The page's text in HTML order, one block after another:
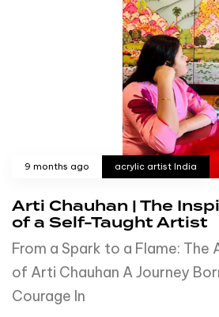
9 months ago acrylic artist India
Arti Chauhan | The
of a Self-Taught Artist
From a Spark to a Flame:
of Arti Chauhan A Journey
Courage In